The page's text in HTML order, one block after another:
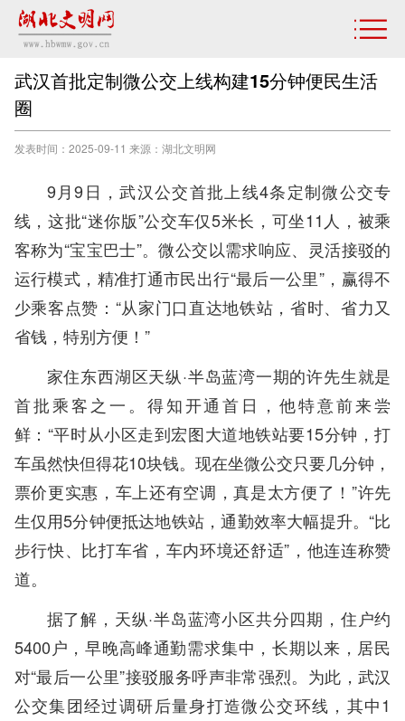
武汉首批定制微公交上线构建15分钟便民生活
圈
发表时间：2025-09-11 来源：湖北文明网
9月9日，武汉公交首批上线4条定制微公交专
线，这批“迷你版”公交车仅5米长，可坐11人，被乘
客称为“宝宝巴士”。微公交以需求响应、灵活接驳的
运行模式，精准打通市民出行“最后一公里”，赢得不
少乘客点赞：“从家门口直达地铁站，省时、省力又
省钱，特别方便！”
家住东西湖区天纵·半岛蓝湾一期的许先生就是
首批乘客之一。得知开通首日，他特意前来尝
鲜：“平时从小区走到宏图大道地铁站要15分钟，打
车虽然快但得花10块钱。现在坐微公交只要几分钟，
票价更实惠，车上还有空调，真是太方便了！”许先
生仅用5分钟便抵达地铁站，通勤效率大幅提升。“比
步行快、比打车省，车内环境还舒适”，他连连称赞
道。
据了解，天纵·半岛蓝湾小区共分四期，住户约
5400户，早晚高峰通勤需求集中，长期以来，居民
对“最后一公里”接驳服务呼声非常强烈。为此，武汉
公交集团经过调研后量身打造微公交环线，其中1